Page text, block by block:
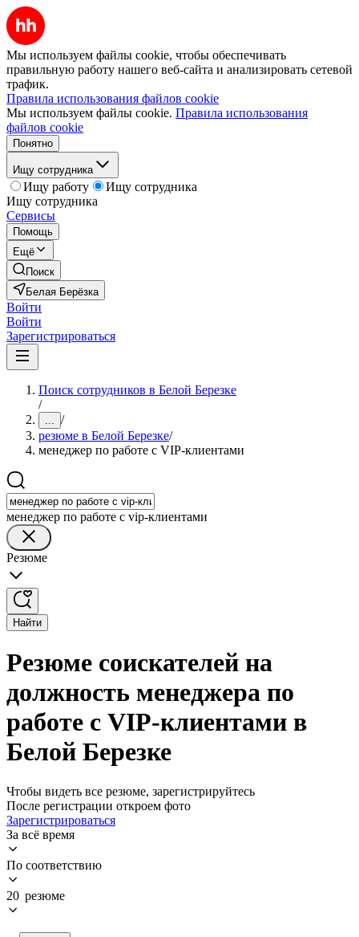
Мы используем файлы cookie, чтобы обеспечивать
правильную работу нашего веб-сайта и анализировать сетевой
трафик.
Правила использования файлов cookie
Мы используем файлы cookie. Правила использования
файлов cookie
Понятно
Ищу сотрудника
Ищу работу
Ищу сотрудника
Ищу сотрудника
Сервисы
Помощь
Ещё
Поиск
Белая Берёзка
Войти
Войти
Зарегистрироваться
Поиск сотрудников в Белой Березке
/
... /
резюме в Белой Березке/
менеджер по работе с VIP-клиентами
менеджер по работе с vip-клиентами
Резюме
Найти
Резюме соискателей на
должность менеджера по
работе с VIP-клиентами в
Белой Березке
Чтобы видеть все резюме, зарегистрируйтесь
После регистрации откроем фото
Зарегистрироваться
За всё время
По соответствию
20 резюме